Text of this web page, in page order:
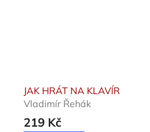
JAK HRÁT NA KLAVÍR
Vladimír Řehák
219 Kč